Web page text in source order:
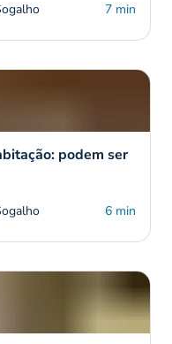
7 min
podem ser
6 min